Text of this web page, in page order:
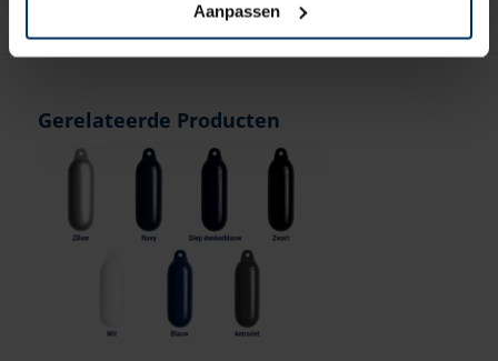
Aanpassen
Gerelateerde Producten